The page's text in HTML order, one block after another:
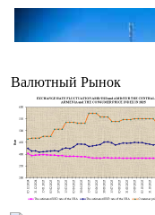
Валютный Рынок